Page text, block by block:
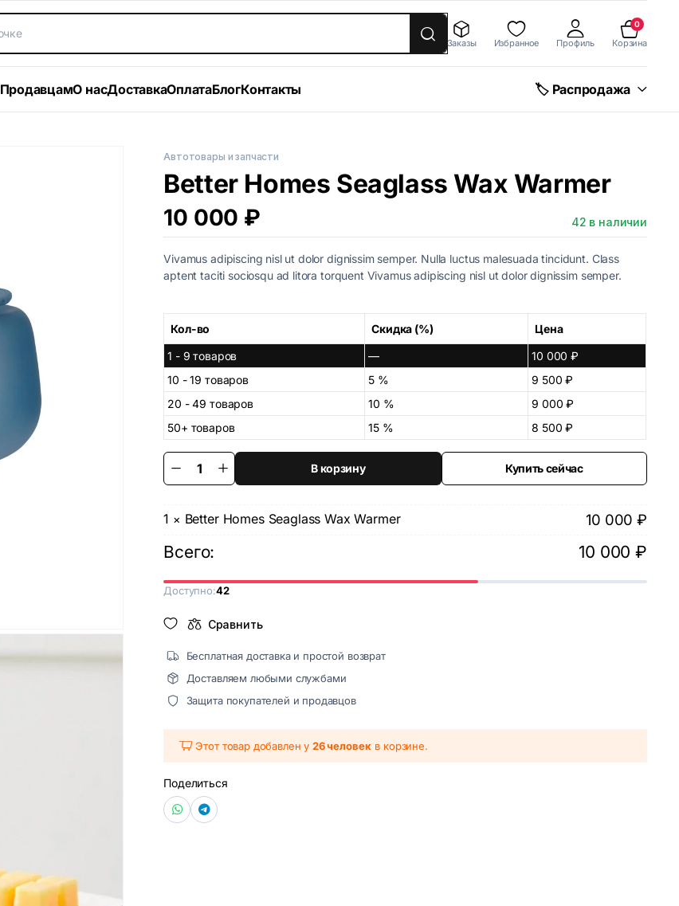
Заказы Избранное Профиль
0
Корзина
ПродавцамО насДоставкаОплатаБлогКонтакты 🏷 Распродажа
Автотовары и запчасти
Better Homes Seaglass Wax Warmer
10 000 ₽ 42 в наличии
Vivamus adipiscing nisl ut dolor dignissim semper. Nulla luctus malesuada tincidunt. Class
aptent taciti sociosqu ad litora torquent Vivamus adipiscing nisl ut dolor dignissim semper.
Кол-во Скидка (%)
Цена
1 - 9товаров — 10 000₽
10 - 19 товаров
5 % 9 500₽
20 - 49 товаров
10 % 9 000₽
50+ товаров
15 % 8 500₽
Better
Homes
Warmer
quantity
В корзину Купить сейчас
1 × Better Homes Seaglass Wax Warmer 10 000₽
Всего: 10 000₽
Доступно:42
Сравнить
Бесплатная доставка и простой возврат
Доставляем любыми службами
Защита покупателей и продавцов
Этот товар добавлен у 26 человек в корзине.
Поделиться